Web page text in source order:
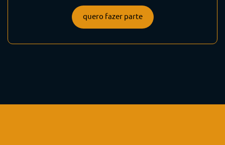
quero fazer parte